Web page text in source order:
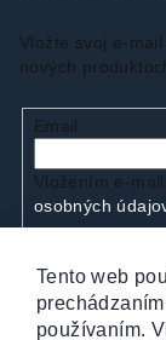
Tento web
používaním.
Vložte svoj e-
nových
Email
Vložením e-
osobných
Prihlásiť sa